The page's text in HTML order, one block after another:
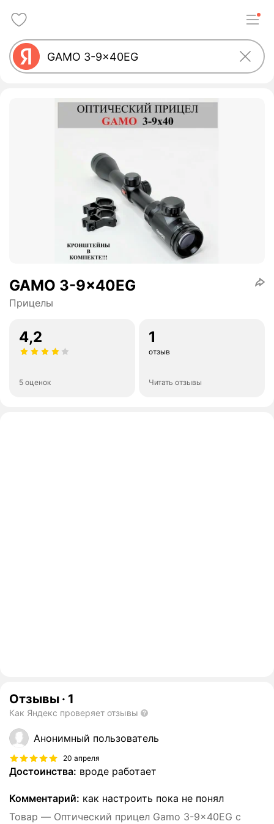
GAMO 3-9x40EG
Прицелы
4,2
5 оценок
1
отзыв
Читать отзывы
Отзывы · 1
Как Яндекс проверяет отзывы
Анонимный пользователь
20 апреля
Достоинства: вроде работает
Комментарий: как настроить пока не понял
Товар — Оптический прицел Gamo 3-9x40EG с